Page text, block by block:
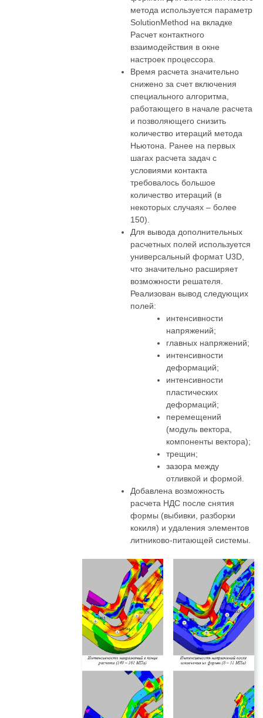
метода используется параметр
SolutionMethod на вкладке
Расчет контактного
взаимодействия в окне
настроек процессора.
Время расчета значительно
снижено за счет включения
специального алгоритма,
работающего в начале расчета
и позволяющего снизить
количество итераций метода
Ньютона. Ранее на первых
шагах расчета задач с
условиями контакта
требовалось большое
количество итераций (в
некоторых случаях – более
150).
Для вывода дополнительных
расчетных полей используется
универсальный формат U3D,
что значительно расширяет
возможности решателя.
Реализован вывод следующих
полей:
интенсивности
напряжений;
главных напряжений;
интенсивности
деформаций;
интенсивности
пластических
деформаций;
перемещений
(модуль вектора,
компоненты вектора);
трещин;
зазора между
отливкой и формой.
Добавлена возможность
расчета НДС после снятия
формы (выбивки, разборки
кокиля) и удаления элементов
литниково-питающей системы.